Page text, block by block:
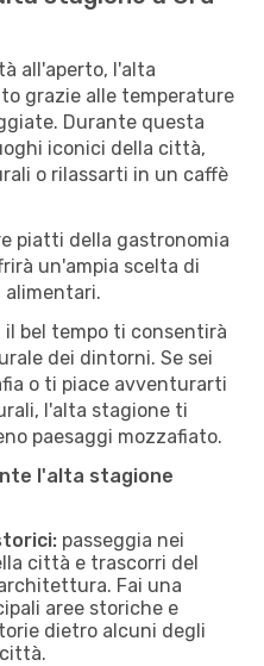
all'aperto, l'alta
grazie alle temperature
Durante questa
iconici della città,
o rilassarti in un caffè
piatti della gastronomia
un'ampia scelta di
bel tempo ti consentirà
dei dintorni. Se sei
o ti piace avventurarti
l'alta stagione ti
paesaggi mozzafiato.
l'alta stagione
passeggia nei
città e trascorri del
Fai una
aree storiche e
dietro alcuni degli